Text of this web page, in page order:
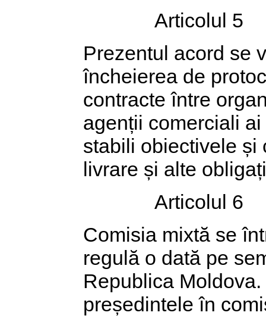
Articolul 5
Prezentul acord se
încheierea de
contracte între
agenții comerciali
stabili obiectivele și
livrare și alte
Articolul 6
Comisia mixtă se
regulă o dată pe
Republica
președintele în